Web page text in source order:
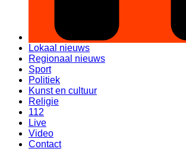
Lokaal nieuws
Regionaal nieuws
Sport
Politiek
Kunst en cultuur
Religie
112
Live
Video
Contact